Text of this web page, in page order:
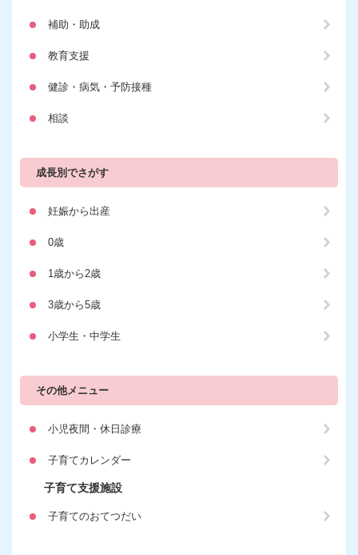
補助・助成
教育支援
健診・病気・予防接種
相談
成長別でさがす
妊娠から出産
0歳
1歳から2歳
3歳から5歳
小学生・中学生
その他メニュー
小児夜間・休日診療
子育てカレンダー
子育て支援施設
子育てのおてつだい